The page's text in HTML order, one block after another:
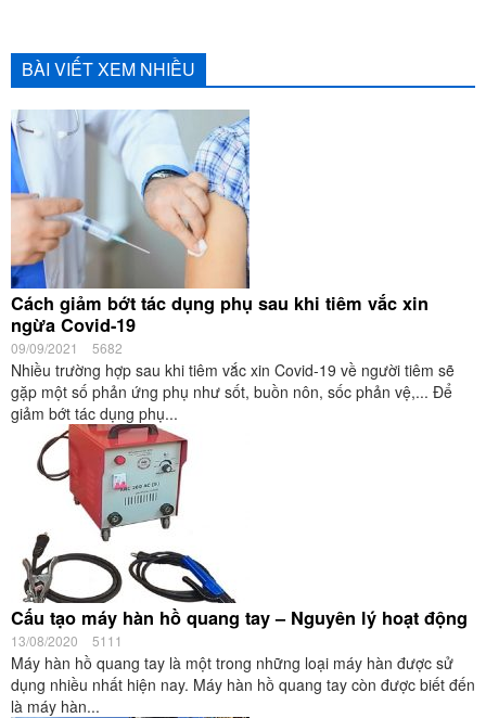
BÀI VIẾT XEM NHIỀU
Cách giảm bớt tác dụng phụ sau khi tiêm vắc xin
ngừa Covid-19
09/09/2021 5682
Nhiều trường hợp sau khi tiêm vắc xin Covid-19 về người tiêm sẽ
gặp một số phản ứng phụ như sốt, buồn nôn, sốc phản vệ,... Để
giảm bớt tác dụng phụ...
Cấu tạo máy hàn hồ quang tay – Nguyên lý hoạt động
13/08/2020 5111
Máy hàn hồ quang tay là một trong những loại máy hàn được sử
dụng nhiều nhất hiện nay. Máy hàn hồ quang tay còn được biết đến
là máy hàn...